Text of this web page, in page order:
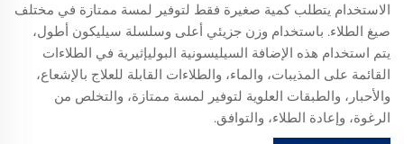
الاستخدام يتطلب كمية صغيرة فقط لتوفير لمسة ممتازة في مختلف
صيغ الطلاء. باستخدام وزن جزيئي أعلى وسلسلة سيليكون أطول،
يتم استخدام هذه الإضافة السيليسونية البوليإثيرية في الطلاءات
القائمة على المذيبات، والماء، والطلاءات القابلة للعلاج بالإشعاع،
والأحبار، والطبقات العلوية لتوفير لمسة ممتازة، والتخلص من
الرغوة، وإعادة الطلاء، والتوافق.